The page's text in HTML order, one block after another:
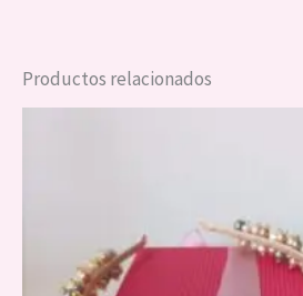
Productos relacionados